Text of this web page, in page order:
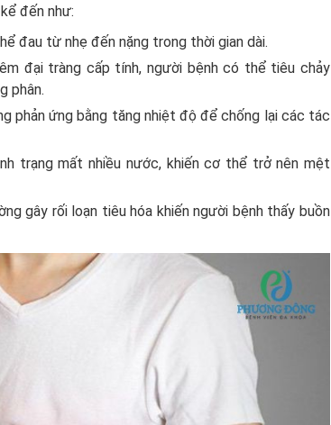
đến như:
đau từ nhẹ đến nặng trong thời gian dài.
đại tràng cấp tính, người bệnh có thể tiêu chảy
phân.
phản ứng bằng tăng nhiệt độ để chống lại các tác
trạng mất nhiều nước, khiến cơ thể trở nên mệt
gây rối loạn tiêu hóa khiến người bệnh thấy buồn